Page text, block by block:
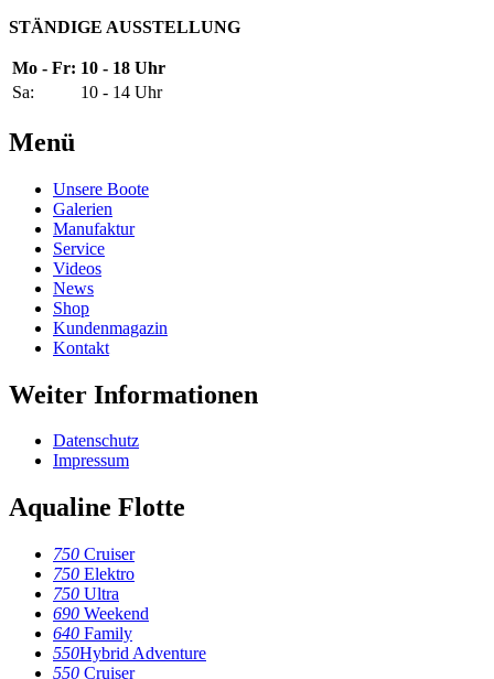
STÄNDIGE AUSSTELLUNG
Mo - Fr: 10 - 18 Uhr
Sa:
10 - 14 Uhr
Menü
Unsere Boote
Galerien
Manufaktur
Service
Videos
News
Shop
Kundenmagazin
Kontakt
Weiter Informationen
Datenschutz
Impressum
Aqualine Flotte
750 Cruiser
750 Elektro
750 Ultra
690 Weekend
640 Family
550Hybrid Adventure
550 Cruiser